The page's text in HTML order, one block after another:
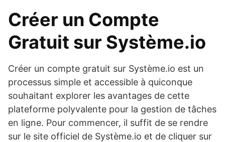
Créer un Compte
Gratuit sur Système.io
Créer un compte gratuit sur Système.io est un
processus simple et accessible à quiconque
souhaitant explorer les avantages de cette
plateforme polyvalente pour la gestion de tâches
en ligne. Pour commencer, il suffit de se rendre
sur le site officiel de Système.io et de cliquer sur